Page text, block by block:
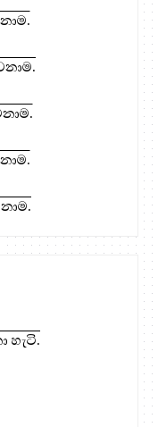
හැටි.